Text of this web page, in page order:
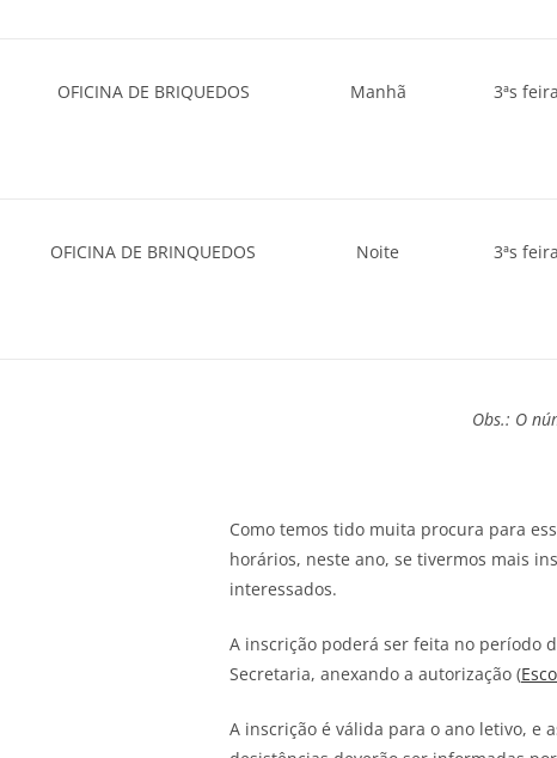
OFICINA DE BRIQUEDOS Manhã 3ªs
OFICINA DE BRINQUEDOS Noite 3ªs
Obs.: O
Como temos tido muita procura para
horários, neste ano, se tivermos mais
interessados.
A inscrição poderá ser feita no período
Secretaria, anexando a autorização (
A inscrição é válida para o ano letivo, e